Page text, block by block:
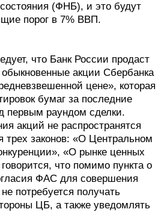
(ФНБ), и это будут
порог в 7% ВВП.
что Банк России продаст
акции Сбербанка
цене», которая
бумаг за последние
первым раундом сделки.
акций не распространятся
трех законов: «О Центральном
«О рынке ценных
что помимо пункта о
ФАС для совершения
потребуется получать
ЦБ, а также уведомлять